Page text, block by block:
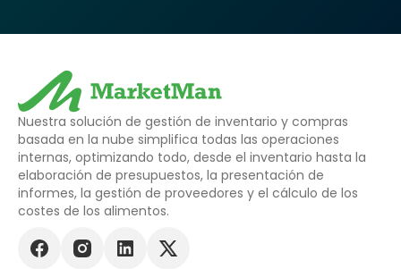
Nuestra solución de gestión de inventario y compras
basada en la nube simplifica todas las operaciones
internas, optimizando todo, desde el inventario hasta la
elaboración de presupuestos, la presentación de
informes, la gestión de proveedores y el cálculo de los
costes de los alimentos.